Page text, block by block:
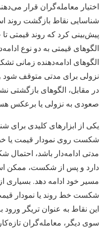
اختیار معامله‌گران قرار
شناسایی نقاط بازگشت روند
پیش‌بینی کرد که روند قیمتی
الگوهای قیمتی به دو نوع
الگوهای ادامه‌دهنده زمانی
نزولی برای مدتی متوقف
در مقابل، الگوهای بازگشتی
صعودی به نزولی یا برعکس
یکی از ابزارهای کلیدی برای
شکست روی نمودار قیمت یا
مدتی ادامه‌دار باشد،
دارد و پس از شکست، ممکن
مسیر خود ادامه دهد.
شکست خط روند یا نمودار
این نقاط به عنوان تریگر ورود
سوی دیگر، معامله‌گران